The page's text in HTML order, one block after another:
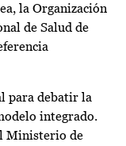
la Organización
de Salud de
para debatir la
integrado.
Ministerio de